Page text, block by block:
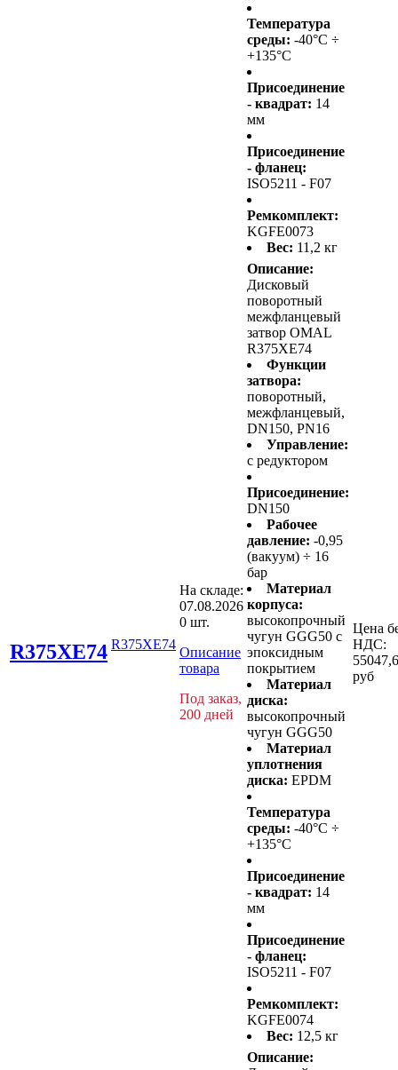
Температура
среды: -40°C ÷
+135°C
Присоединение
- квадрат: 14
мм
Присоединение
- фланец:
ISO5211 - F07
Ремкомплект:
KGFE0073
Вес: 11,2 кг
R375XE74 R375XE74
На складе:
07.08.2026
0 шт.
Описание
товара
Под заказ,
200 дней
Описание:
Дисковый
поворотный
межфланцевый
затвор OMAL
R375XE74
Функции
затвора:
поворотный,
межфланцевый,
DN150, PN16
Управление:
с редуктором
Присоединение:
DN150
Рабочее
давление: -0,95
(вакуум) ÷ 16
бар
Материал
корпуса:
высокопрочный
чугун GGG50 с
эпоксидным
покрытием
Материал
диска:
высокопрочный
чугун GGG50
Материал
уплотнения
диска: EPDM
Температура
среды: -40°C ÷
+135°C
Присоединение
- квадрат: 14
мм
Присоединение
- фланец:
ISO5211 - F07
Ремкомплект:
KGFE0074
Вес: 12,5 кг
Цена
НДС:
руб
Описание: